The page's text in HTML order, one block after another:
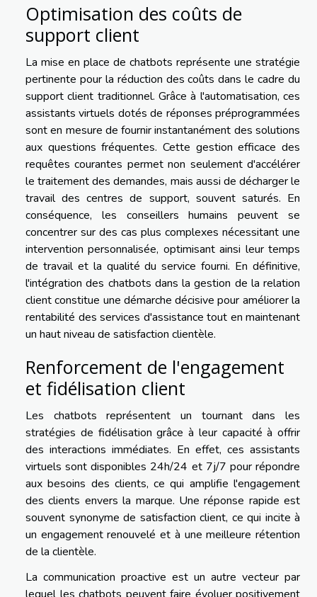
Optimisation des coûts de
support client
La mise en place de chatbots représente une stratégie
pertinente pour la réduction des coûts dans le cadre du
support client traditionnel. Grâce à l'automatisation, ces
assistants virtuels dotés de réponses préprogrammées
sont en mesure de fournir instantanément des solutions
aux questions fréquentes. Cette gestion efficace des
requêtes courantes permet non seulement d'accélérer
le traitement des demandes, mais aussi de décharger le
travail des centres de support, souvent saturés. En
conséquence, les conseillers humains peuvent se
concentrer sur des cas plus complexes nécessitant une
intervention personnalisée, optimisant ainsi leur temps
de travail et la qualité du service fourni. En définitive,
l'intégration des chatbots dans la gestion de la relation
client constitue une démarche décisive pour améliorer la
rentabilité des services d'assistance tout en maintenant
un haut niveau de satisfaction clientèle.
Renforcement de l'engagement
et fidélisation client
Les chatbots représentent un tournant dans les
stratégies de fidélisation grâce à leur capacité à offrir
des interactions immédiates. En effet, ces assistants
virtuels sont disponibles 24h/24 et 7j/7 pour répondre
aux besoins des clients, ce qui amplifie l'engagement
des clients envers la marque. Une réponse rapide est
souvent synonyme de satisfaction client, ce qui incite à
un engagement renouvelé et à une meilleure rétention
de la clientèle.
La communication proactive est un autre vecteur par
lequel les chatbots peuvent faire évoluer positivement